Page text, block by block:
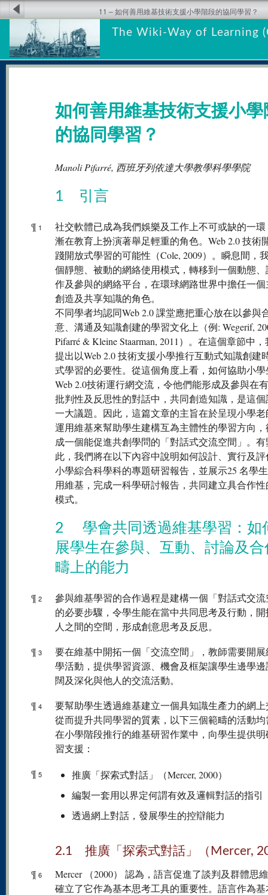
The Wiki-Way of Learning
11 – 如何善用維基技術支援小學階段的協同學習？
如何善用維基技術支援小學
的協同學習？
Manoli Pifarré, 西班牙列依達大學教學科學學院
1 引言
¶ 1
社交軟體已成為我們娛樂及工作上不可或缺的一
漸在教育上扮演著舉足輕重的角色。Web 2.0 技術
踐開放式學習的可能性（Cole, 2009）。瞬息間，
個靜態、被動的網絡使用模式，轉移到一個動態
作及參與的網絡平台，在環球網路世界中擔任一
創造及共享知識的角色。
不同學者均認同Web 2.0 課堂應把重心放在以參與
意、溝通及知識創建的學習文化上（例: Wegerif,
Pifarré & Kleine Staarman, 2011）。在這個章節中
提出以Web 2.0 技術支援小學推行互動式知識創建
式學習的必要性。從這個角度上看，如何協助小
Web 2.0技術運行網交流，令他們能形成及參與在
批判性及反思性的對話中，共同創造知識，是這
一大議題。因此，這篇文章的主旨在於呈現小學
運用維基來幫助學生建構互為主體性的學習方向
成一個能促進共創學問的「對話式交流空間」。有
此，我們將在以下內容中說明如何設計、實行及
小學綜合科學科的專題研習報告，並展示25 名學
用維基，完成一科學研討報告，共同建立具合作
模式。
2 學會共同透過維基學習：如
展學生在參與、互動、討論及合
疇上的能力
¶ 2
參與維基學習的合作過程是建構一個「對話式交
的必要步驟，令學生能在當中共同思考及行動，
人之間的空間，形成創意思考及反思。
¶ 3
要在維基中開拓一個「交流空間」，教師需要開
學活動，提供學習資源、機會及框架讓學生邊學
闊及深化與他人的交流活動。
¶ 4
要幫助學生透過維基建立一個具知識生產力的網
從而提升共同學習的質素，以下三個範疇的活動
在小學階段推行的維基研習作業中，向學生提供
習支援：
¶ 5
推廣「探索式對話」（Mercer, 2000）
編製一套用以界定何謂有效及邏輯對話的指引
透過網上對話，發展學生的控辯能力
2.1 推廣「探索式對話」（Mercer,
¶ 6
Mercer （2000） 認為，語言促進了談判及群體思
確立了它作為基本思考工具的重要性。語言作為